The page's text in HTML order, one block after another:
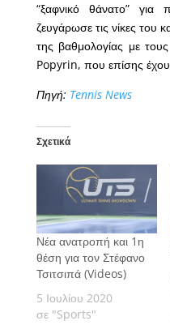
“ξαφνικό θάνατο”
ζευγάρωσε τις νίκες του
της βαθμολογίας με
Popyrin, που επίσης
Πηγή: Tennis News
Σχετικά
Νέα ανατροπή και 1η
θέση για τον Στέφανο
Τσιτσιπά (Videos)
5 Ιουλίου 2020
σε "Sports"